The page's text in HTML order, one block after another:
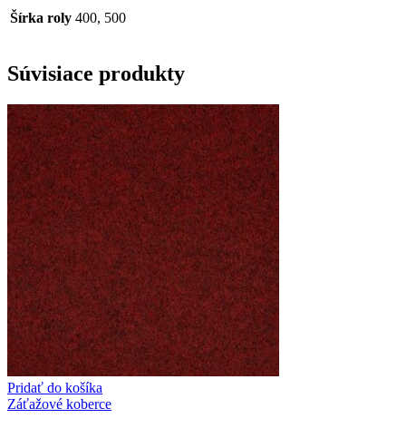
Šírka roly 400, 500
Súvisiace produkty
Pridať do košíka
Záťažové koberce